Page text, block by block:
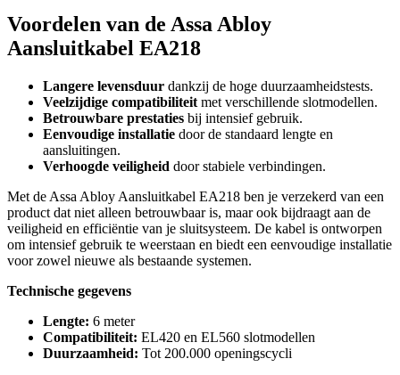
Voordelen van de Assa Abloy
Aansluitkabel EA218
Langere levensduur dankzij de hoge duurzaamheidstests.
Veelzijdige compatibiliteit met verschillende slotmodellen.
Betrouwbare prestaties bij intensief gebruik.
Eenvoudige installatie door de standaard lengte en
aansluitingen.
Verhoogde veiligheid door stabiele verbindingen.
Met de Assa Abloy Aansluitkabel EA218 ben je verzekerd van een
product dat niet alleen betrouwbaar is, maar ook bijdraagt aan de
veiligheid en efficiëntie van je sluitsysteem. De kabel is ontworpen
om intensief gebruik te weerstaan en biedt een eenvoudige installatie
voor zowel nieuwe als bestaande systemen.
Technische gegevens
Lengte: 6 meter
Compatibiliteit: EL420 en EL560 slotmodellen
Duurzaamheid: Tot 200.000 openingscycli